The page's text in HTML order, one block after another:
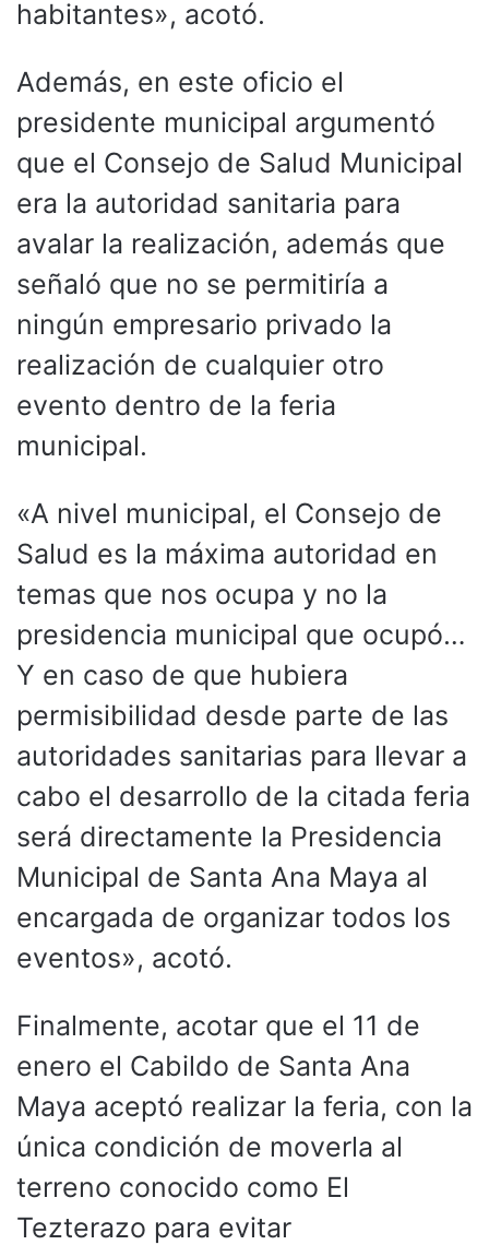
habitantes», acotó.
Además, en este oficio el
presidente municipal argumentó
que el Consejo de Salud Municipal
era la autoridad sanitaria para
avalar la realización, además que
señaló que no se permitiría a
ningún empresario privado la
realización de cualquier otro
evento dentro de la feria
municipal.
«A nivel municipal, el Consejo de
Salud es la máxima autoridad en
temas que nos ocupa y no la
presidencia municipal que ocupó…
Y en caso de que hubiera
permisibilidad desde parte de las
autoridades sanitarias para llevar a
cabo el desarrollo de la citada feria
será directamente la Presidencia
Municipal de Santa Ana Maya al
encargada de organizar todos los
eventos», acotó.
Finalmente, acotar que el 11 de
enero el Cabildo de Santa Ana
Maya aceptó realizar la feria, con la
única condición de moverla al
terreno conocido como El
Tezterazo para evitar